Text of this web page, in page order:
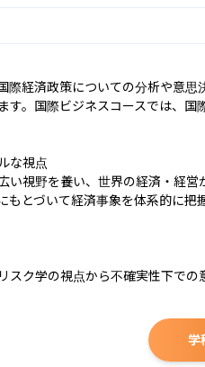
際経済政策についての分析や意
す。国際ビジネスコースでは、
な視点
い視野を養い、世界の経済・経
もとづいて経済事象を体系的に
スク学の視点から不確実性下で
学